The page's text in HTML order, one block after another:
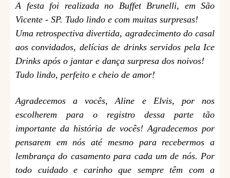
A festa foi realizada no Buffet Brunelli, em São
Vicente - SP. Tudo lindo e com muitas surpresas!
Uma retrospectiva divertida, agradecimento do casal
aos convidados, delícias de drinks servidos pela Ice
Drinks após o jantar e dança surpresa dos noivos!
Tudo lindo, perfeito e cheio de amor!
Agradecemos a vocês, Aline e Elvis, por nos
escolherem para o registro dessa parte tão
importante da história de vocês! Agradecemos por
pensarem em nós até mesmo para recebermos a
lembrança do casamento para cada um de nós. Por
todo cuidado e carinho que sempre têm com a